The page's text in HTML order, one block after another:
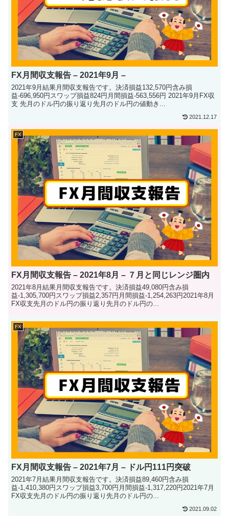
FX月間収支報告 – 2021年9月 –
2021年9月結果月間収支報告です。決済損益132,570円含み損
益-696,950円スワップ損益824円月間損益-563,556円 2021年9月FX収
支 先月のドル円の振り返り先月のドル円の値動き...
2021.12.17
FX
FX月間収支報告 – 2021年8月 – ７月と同じレンジ圏内
2021年8月結果月間収支報告です。決済損益49,080円含み損
益-1,305,700円スワップ損益2,357円月間損益-1,254,263円2021年8月
FX収支先月のドル円の振り返り先月のドル円の...
FX
FX月間収支報告 – 2021年7月 – ドル円111円突破
2021年7月結果月間収支報告です。決済損益89,460円含み損
益-1,410,380円スワップ損益3,700円月間損益-1,317,220円2021年7月
FX収支先月のドル円の振り返り先月のドル円の...
2021.09.02